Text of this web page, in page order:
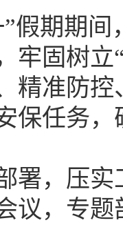
”假期期
牢固树立
精准防
保任务
，压实
议，专